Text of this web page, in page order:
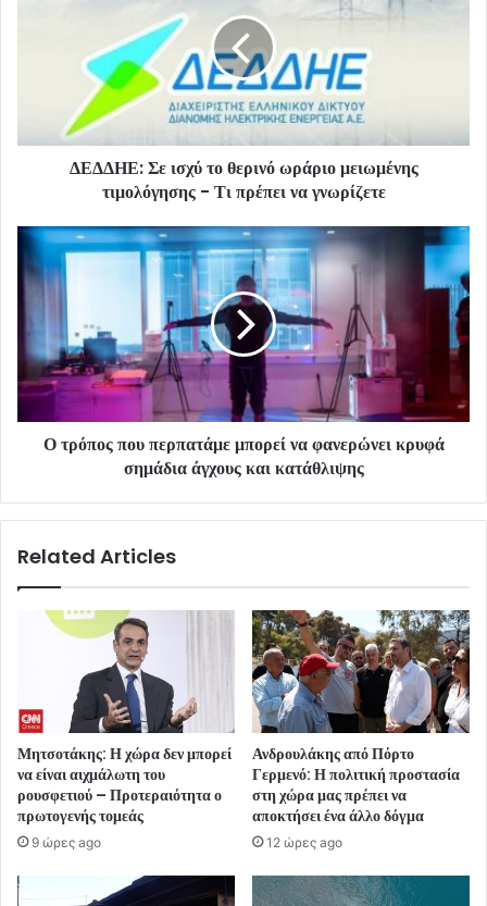
ΔΕΔΔΗΕ: Σε ισχύ το θερινό ωράριο μειωμένης
τιμολόγησης - Τι πρέπει να γνωρίζετε
Ο τρόπος που περπατάμε μπορεί να φανερώνει κρυφά
σημάδια άγχους και κατάθλιψης
Related Articles
Μητσοτάκης: Η χώρα δεν μπορεί
να είναι αιχμάλωτη του
ρουσφετιού – Προτεραιότητα ο
πρωτογενής τομεάς
9 ώρες ago
Ανδρουλάκης από Πόρτο
Γερμενό: Η πολιτική προστασία
στη χώρα μας πρέπει να
αποκτήσει ένα άλλο δόγμα
12 ώρες ago